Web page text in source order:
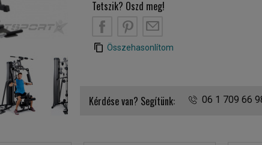
Finnlo Autark 1500 kombinált gép hát
Tetszik? Oszd meg!
Összehasonlítom
Kérdése van? Segítünk: 06 1 709 66